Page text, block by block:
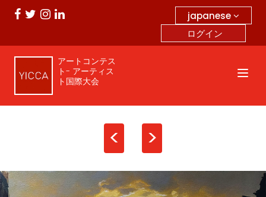
japanese
ログイン
アートコンテス
ト- アーティス
ト国際大会
< >